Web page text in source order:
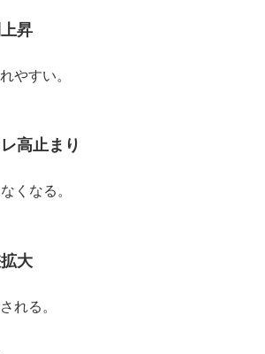
昇
やすい。
高止まり
くなる。
大
れる。